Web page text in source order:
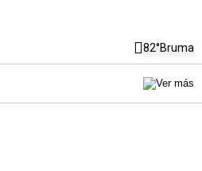
82°Bruma